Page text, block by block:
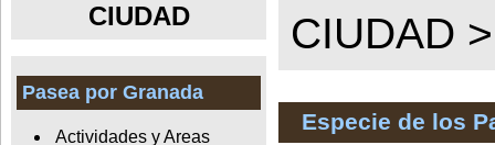
CIUDAD
Pasea por Granada
Actividades y Areas
CIUDAD
Especie de los